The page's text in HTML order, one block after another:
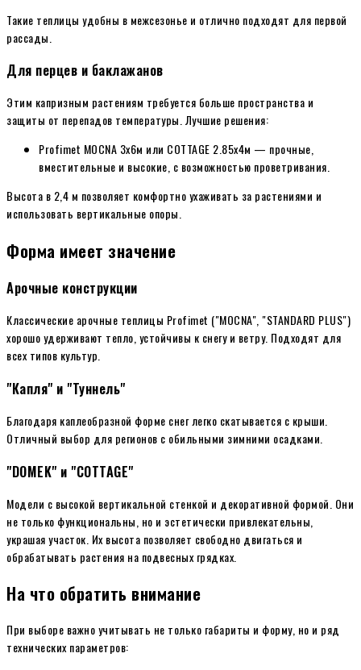
Такие теплицы удобны в межсезонье и отлично подходят для первой
рассады.
Для перцев и баклажанов
Этим капризным растениям требуется больше пространства и
защиты от перепадов температуры. Лучшие решения:
Profimet MOCNA 3х6м или COTTAGE 2.85х4м — прочные,
вместительные и высокие, с возможностью проветривания.
Высота в 2,4 м позволяет комфортно ухаживать за растениями и
использовать вертикальные опоры.
Форма имеет значение
Арочные конструкции
Классические арочные теплицы Profimet ("MOCNA", "STANDARD PLUS")
хорошо удерживают тепло, устойчивы к снегу и ветру. Подходят для
всех типов культур.
"Капля" и "Туннель"
Благодаря каплеобразной форме снег легко скатывается с крыши.
Отличный выбор для регионов с обильными зимними осадками.
"DOMEK" и "COTTAGE"
Модели с высокой вертикальной стенкой и декоративной формой. Они
не только функциональны, но и эстетически привлекательны,
украшая участок. Их высота позволяет свободно двигаться и
обрабатывать растения на подвесных грядках.
На что обратить внимание
При выборе важно учитывать не только габариты и форму, но и ряд
технических параметров: